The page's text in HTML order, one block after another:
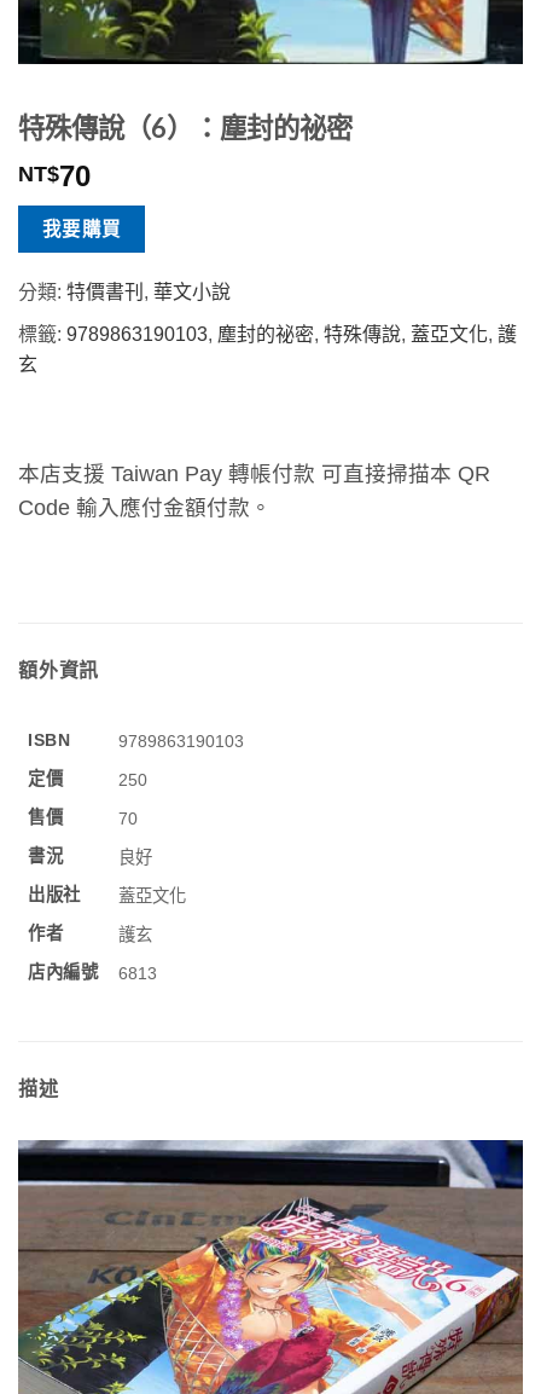
特殊傳說（6）：塵封的祕密
NT$70
我要購買
分類: 特價書刊 , 華文小說
標籤: 9789863190103, 塵封的祕密, 特殊傳說, 蓋亞文化, 護
玄
本店支援 Taiwan Pay 轉帳付款 可直接掃描本 QR
Code 輸入應付金額付款。
額外資訊
ISBN
9789863190103
定價
250
售價
70
書況
良好
出版社
蓋亞文化
作者
護玄
店內編號
6813
描述